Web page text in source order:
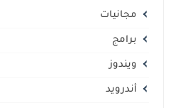
مجانيات
برامج
ويندوز
أندرويد